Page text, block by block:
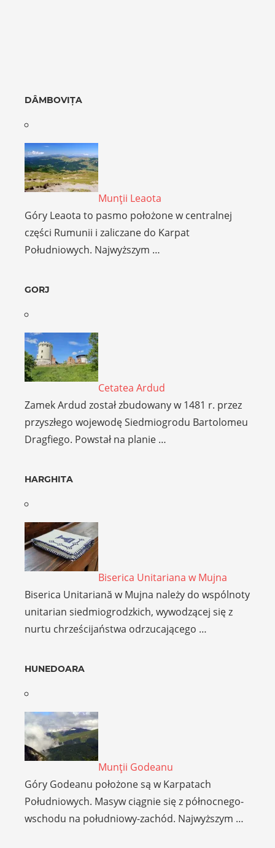
DÂMBOVIȚA
Munţii Leaota
Góry Leaota to pasmo położone w centralnej
części Rumunii i zaliczane do Karpat
Południowych. Najwyższym …
GORJ
Cetatea Ardud
Zamek Ardud został zbudowany w 1481 r. przez
przyszłego wojewodę Siedmiogrodu Bartolomeu
Dragfiego. Powstał na planie …
HARGHITA
Biserica Unitariana w Mujna
Biserica Unitariană w Mujna należy do wspólnoty
unitarian siedmiogrodzkich, wywodzącej się z
nurtu chrześcijaństwa odrzucającego …
HUNEDOARA
Munţii Godeanu
Góry Godeanu położone są w Karpatach
Południowych. Masyw ciągnie się z północnego-
wschodu na południowy-zachód. Najwyższym …